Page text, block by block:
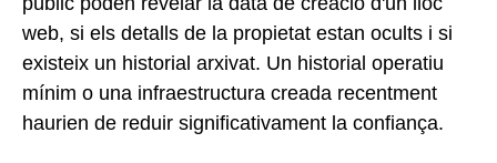
web, si els detalls de la propietat estan ocults i si
existeix un historial arxivat. Un historial operatiu
mínim o una infraestructura creada recentment
haurien de reduir significativament la confiança.